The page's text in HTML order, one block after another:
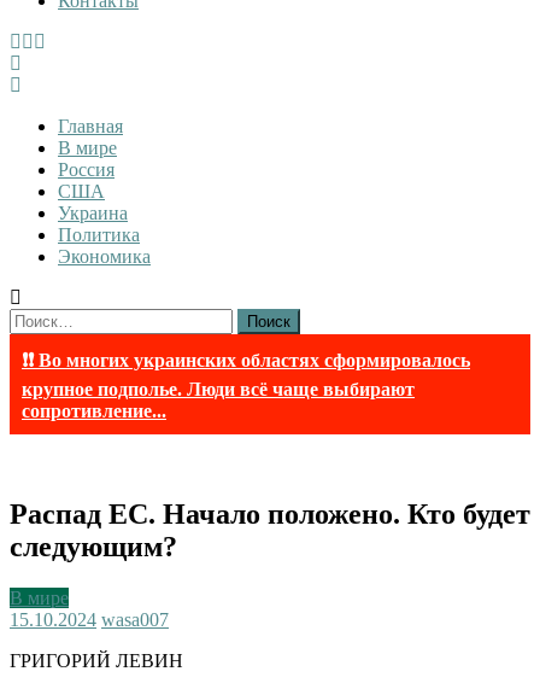
InfoRuss
InfoRuss — Новости
Главная
В мире
Россия
США
Украина
Политика
Экономика
Найти:
❗❗ Во многих украинских областях сформировалось
крупное подполье. Люди всё чаще выбирают
сопротивление...
Распад ЕС. Начало положено. Кто будет
следующим?
В мире
15.10.2024 wasa007
ГРИГОРИЙ ЛЕВИН